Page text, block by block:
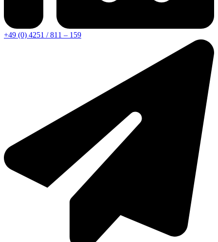
+49 (0) 4251 / 811 – 159